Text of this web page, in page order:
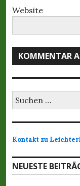
Website
h
n
c
h
:
Kontakt zu
NEUESTE